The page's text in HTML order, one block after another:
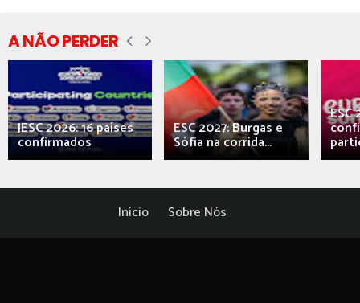
A NÃO PERDER
JESC 2026: 16 países
confirmados
ESC 2027: Burgas e
Sófia na corrida...
ESC
Início Sobre Nós